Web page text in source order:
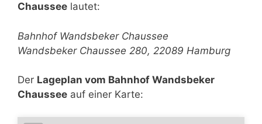
Chaussee lautet:
Bahnhof Wandsbeker Chaussee
Wandsbeker Chaussee 280, 22089 Hamburg
Der Lageplan vom Bahnhof Wandsbeker
Chaussee auf einer Karte: